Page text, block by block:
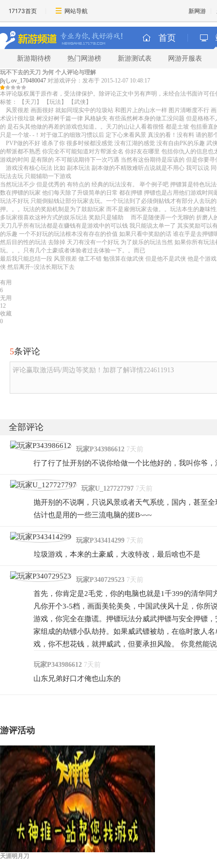
17173首页 网站导航 新网游
首页
新游期待榜 热门网游榜 新游测试表 网游开服表
玩不下去的天刀 为何 个人评论与理解
βγしov_170480047 对游戏评分： 发布于 2015-12-07 10:48:17
本评论版权属于原作者，受法律保护。除评论正文中另有声明，未经合法书面许可
标签：
【天刀】 【玩法】
【武侠】
风景很差 画面很好 就如同现实中的垃圾站 和图片上的山水一样 图片清晰度不行
术设计很垃圾 树没好树千篇一律 风格缺失 有些虽然树本身的做工没问题 但是格格
的 是石头其他做的再差的游戏也知道。。天刀的山让人看着很怪 都是土坡 包括垂
只是一个坡- -！对于做工的细致习惯以后 定下心来看风景 真没的看！没有料 请的
PVP做的不好 谁杀了你 很多时候都没感觉 没有江湖的感觉 没有自由PK的乐趣
的帮派都不熟悉 你完全不可能知道对方帮派全名 你好友在哪里 包括你仇人的信息
游戏的时间 是有限的 不可能说期待下一次巧遇 当然有这份期待是应该的 但是你要
游戏没有核心玩法 比如 副本玩法 副本做的不精致难听点说就是不用心 我可以说
玩法去玩 只能辅助一下游戏
当然玩法不少 但是优秀的 有特点的 经典的玩法没有。 举个例子吧 押镖算是特色
数在押镖的玩家 他们每天除了升级简单的日常 都在押镖 押镖也是占用他们游戏时
玩法不好玩 只能倒贴钱让部分玩家去玩。一个玩法到了必须倒贴钱才有部分人去玩
押。。。玩法的奖励机制是为了鼓励玩家 而不是雇佣玩家去做。。玩法本生的趣味
多玩家很喜欢这种方式的娱乐玩法 奖励只是辅助 而不是随便弄一个无聊的 折磨
天刀几乎所有玩法都是在赚钱有是游戏中的可以钱 我只能说太单一了 其实奖励可
的乐趣 一个不好玩的玩法根本没有存在的价值 如果只看中奖励的话 谁在乎是去押镖
然后目的性的玩法 去除掉 天刀有没有一个好玩 为了娱乐的玩法当然 如果你所有玩
玩。。。只有几个土豪或者体验者过去体验一下。。而已
最后我只能总结一段 风景很差 做工不错 勉强算在做武侠 但是他不是武侠 他是个
侠 然后离开~没法长期玩下去
有用
6
无用
12
收藏
0
5条评论
评论赢取激活码/周边等奖励！加群了解详情224611913
全部评论
玩家P343986612 7天前
行了行了扯开别的不说你给做一个比他好的，我叫你爷
玩家U_127727797 7天前
抛开别的不说啊，只说风景或者天气系统，国内，甚至
估计也是用的一些三流电脑的搓B~~~
玩家P343414299 7天前
垃圾游戏，本来的土豪威，大改特改，最后啥也不是
玩家P340729523 7天前
首先，你肯定是2毛党，你的电脑也就是1千399的清华
凡你开个3-5档，画面美轮美奂，中国武侠风十足，你
游戏，你完全在撒谎。押镖玩法分威武押镖与安全押镖
家组成的劫镖小队劫持。如果威武镖被劫，在临时敌人
戏，你不想花钱，就押威武，但要承担风险。 你竟然能
玩家P343986612 7天前
山东兄弟好口才俺也山东的
游评活动
天涯明月刀